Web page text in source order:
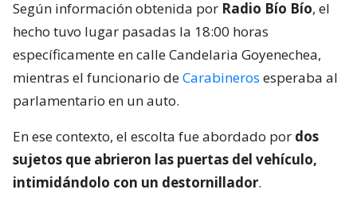
Según información obtenida por Radio Bío Bío, el
hecho tuvo lugar pasadas la 18:00 horas
específicamente en calle Candelaria Goyenechea,
mientras el funcionario deCarabineros esperaba al
parlamentario en un auto.
En ese contexto, el escolta fue abordado por dos
sujetos que abrieron las puertas del vehículo,
intimidándolo con un destornillador.